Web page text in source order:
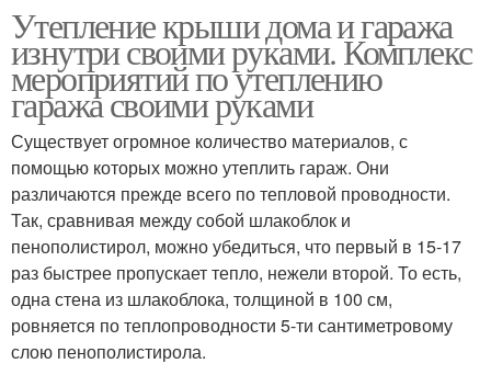
Утепление крыши дома и гаража
изнутри своими руками. Комплекс
мероприятий по утеплению
гаража своими руками
Существует огромное количество материалов, с
помощью которых можно утеплить гараж. Они
различаются прежде всего по тепловой проводности.
Так, сравнивая между собой шлакоблок и
пенополистирол, можно убедиться, что первый в 15-17
раз быстрее пропускает тепло, нежели второй. То есть,
одна стена из шлакоблока, толщиной в 100 см,
ровняется по теплопроводности 5-ти сантиметровому
слою пенополистирола.